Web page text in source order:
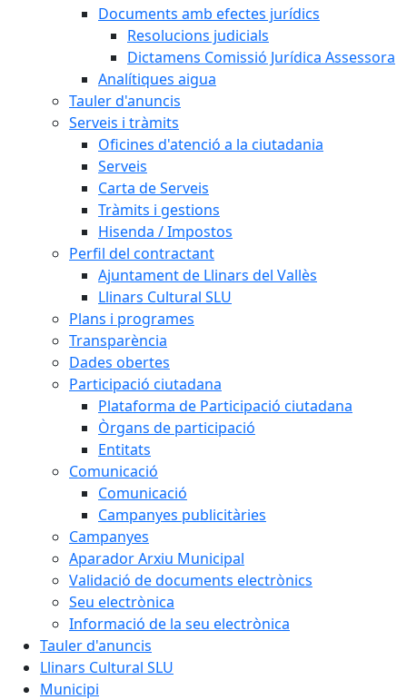
Documents amb efectes jurídics
Resolucions judicials
Dictamens Comissió Jurídica Assessora
Analítiques aigua
Tauler d'anuncis
Serveis i tràmits
Oficines d'atenció a la ciutadania
Serveis
Carta de Serveis
Tràmits i gestions
Hisenda / Impostos
Perfil del contractant
Ajuntament de Llinars del Vallès
Llinars Cultural SLU
Plans i programes
Transparència
Dades obertes
Participació ciutadana
Plataforma de Participació ciutadana
Òrgans de participació
Entitats
Comunicació
Comunicació
Campanyes publicitàries
Campanyes
Aparador Arxiu Municipal
Validació de documents electrònics
Seu electrònica
Informació de la seu electrònica
Tauler d'anuncis
Llinars Cultural SLU
Municipi